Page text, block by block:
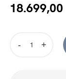
18.699,00